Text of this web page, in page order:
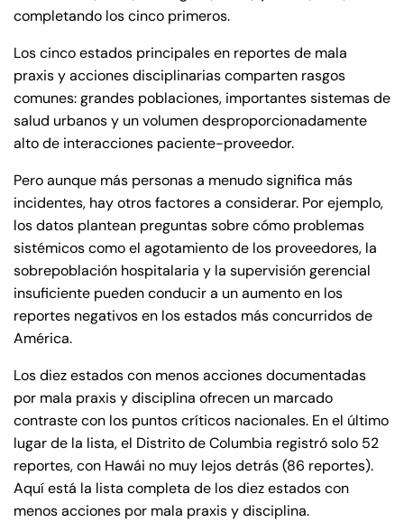
completando los cinco primeros.
Los cinco estados principales en reportes de mala
praxis y acciones disciplinarias comparten rasgos
comunes: grandes poblaciones, importantes sistemas de
salud urbanos y un volumen desproporcionadamente
alto de interacciones paciente-proveedor.
Pero aunque más personas a menudo significa más
incidentes, hay otros factores a considerar. Por ejemplo,
los datos plantean preguntas sobre cómo problemas
sistémicos como el agotamiento de los proveedores, la
sobrepoblación hospitalaria y la supervisión gerencial
insuficiente pueden conducir a un aumento en los
reportes negativos en los estados más concurridos de
América.
Los diez estados con menos acciones documentadas
por mala praxis y disciplina ofrecen un marcado
contraste con los puntos críticos nacionales. En el último
lugar de la lista, el Distrito de Columbia registró solo 52
reportes, con Hawái no muy lejos detrás (86 reportes).
Aquí está la lista completa de los diez estados con
menos acciones por mala praxis y disciplina.
Farmington - Hours
Answering Service
24/7
Office Hours
Monday
8:30 AM – 5:00
PM
Tuesday
8:30 AM – 5:00
Wednesday
8:30 AM – 5:00
PM
Thursday
8:30 AM – 5:00
PM
Friday
8:30 AM – 5:00
PM
Enfield - Hours
Answering Service
24/7
Office Hours
Monday
8:30 AM – 5:00
PM
Tuesday
8:30 AM – 5:00
Wednesday
8:30 AM – 5:00
PM
Thursday
8:30 AM – 5:00
PM
Friday
8:30 AM – 5:00
PM